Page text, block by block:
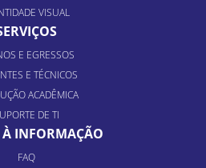
VISUAL
E EGRESSOS
E TÉCNICOS
ACADÊMICA
DE TI
À INFORMAÇÃO
FAQ